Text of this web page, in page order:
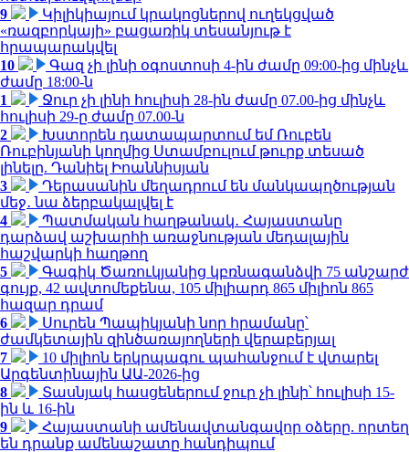
9
Կիլիկիայում կրակոցներով ուղեկցված
«ռազբորկայի» բացառիկ տեսանյութ է
հրապարակվել
10
Գազ չի լինի օգոստոսի 4-ին ժամը 09:00-ից մինչև
ժամը 18:00-ն
1
Ջուր չի լինի հուլիսի 28-ին ժամը 07.00-ից մինչև
հուլիսի 29-ը ժամը 07.00-ն
2
Խստորեն դատապարտում եմ Ռուբեն
Ռուբինյանի կողմից Ստամբուլում թուրք տեսած
լինելը. Դանիել Իոաննիսյան
3
Դերասանին մեղադրում են մանկապղծության
մեջ․ նա ձերբակալվել է
4
Պատմական հաղթանակ․ Հայաստանը
դարձավ աշխարհի առաջնության մեդալային
հաշվարկի հաղթող
5
Գագիկ Ծառուկյանից կբռնագանձվի 75 անշարժ
գույք, 42 ավտոմեքենա, 105 միլիարդ 865 միլիոն 865
հազար դրամ
6
Սուրեն Պապիկյանի նոր հրամանը՝
ժամկետային զինծառայողների վերաբերյալ
7
10 միլիոն երկրպագու պահանջում է վտարել
Արգենտինային ԱԱ-2026-ից
8
Տասնյակ հասցեներում ջուր չի լինի՝ հուլիսի 15-
ին և 16-ին
9
Հայաստանի ամենավտանգավոր օձերը. որտեղ
են դրանք ամենաշատը հանդիպում